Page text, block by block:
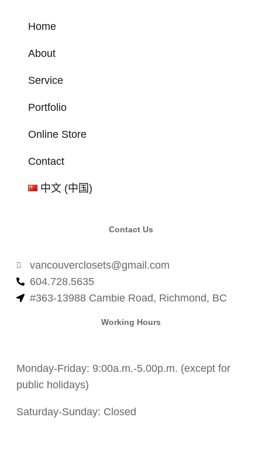
Home
About
Service
Portfolio
Online Store
Contact
中文 (中国)
Contact Us
vancouverclosets@gmail.com
604.728.5635
#363-13988 Cambie Road, Richmond, BC
Working Hours
Monday-Friday: 9:00a.m.-5.00p.m. (except for
public holidays)
Saturday-Sunday: Closed